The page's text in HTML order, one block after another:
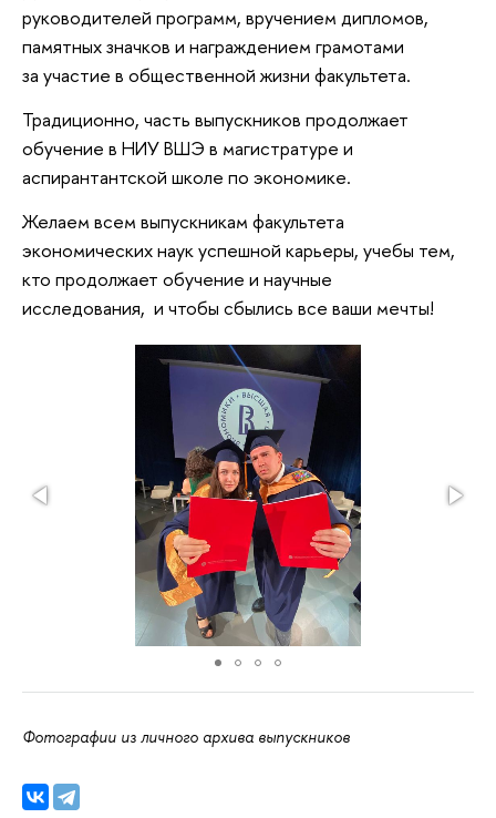
руководителей программ, вручением дипломов,
памятных значков и награждением грамотами
за участие в общественной жизни факультета.
Традиционно, часть выпускников продолжает
обучение в НИУ ВШЭ в магистратуре и
аспирантантской школе по экономике.
Желаем всем выпускникам факультета
экономических наук успешной карьеры, учебы тем,
кто продолжает обучение и научные
исследования, и чтобы сбылись все ваши мечты!
Фотографии из личного архива выпускников